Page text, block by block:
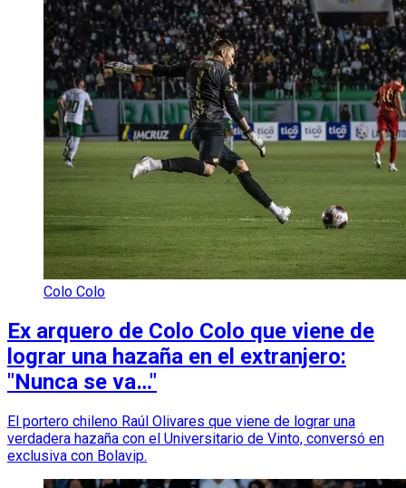
Colo Colo
Ex arquero de Colo Colo que viene de
lograr una hazaña en el extranjero:
"Nunca se va…"
El portero chileno Raúl Olivares que viene de lograr una
verdadera hazaña con el Universitario de Vinto, conversó en
exclusiva con Bolavip.